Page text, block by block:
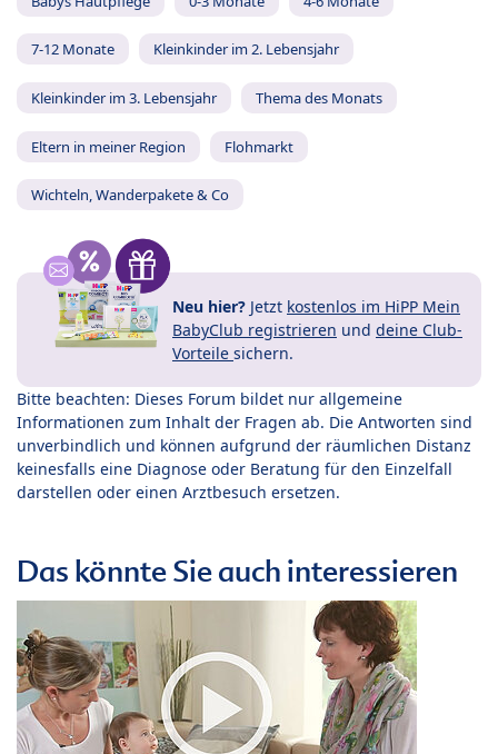
7-12 Monate Kleinkinder im 2. Lebensjahr
Kleinkinder im 3. Lebensjahr Thema des Monats
Eltern in meiner Region Flohmarkt
Wichteln, Wanderpakete & Co
Neu hier? Jetzt kostenlos im HiPP Mein
BabyClub registrieren und deine Club-
Vorteile sichern.
Bitte beachten: Dieses Forum bildet nur allgemeine
Informationen zum Inhalt der Fragen ab. Die Antworten sind
unverbindlich und können aufgrund der räumlichen Distanz
keinesfalls eine Diagnose oder Beratung für den Einzelfall
darstellen oder einen Arztbesuch ersetzen.
Das könnte Sie auch interessieren